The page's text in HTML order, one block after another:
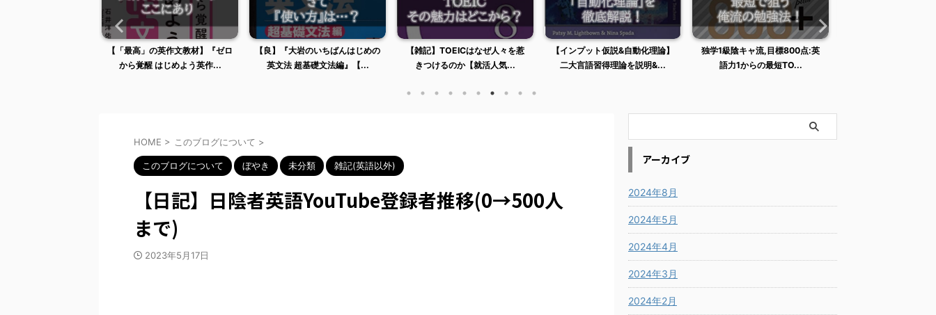
【良】『大岩のいちばんはじめの
英文法 超基礎文法編』【...
【雑記】TOEICはなぜ人々を惹
きつけるのか【就活人気...
【インプット仮説&自動化理論】
二大言語習得理論を説明&...
独学1級陰キャ流,目標800点:英
語力1からの最短TO...
【読め】仲本の「壁」を突破する
英文法完全速習講義 【悲...
HOME > このブログについて >
このブログについて ぼやき 未分類 雑記(英語以外)
【日記】日陰者英語YouTube登録者推移(0→500人
まで)
2023年5月17日
アーカイブ
2024年8月
2024年5月
2024年4月
2024年3月
2024年2月